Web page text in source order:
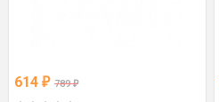
614 ₽ 789₽